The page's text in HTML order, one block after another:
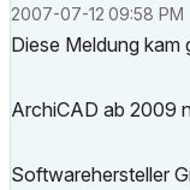
‎2007-07-12 09:58 PM
Diese Meldung
ArchiCAD ab 2009
Softwarehersteller